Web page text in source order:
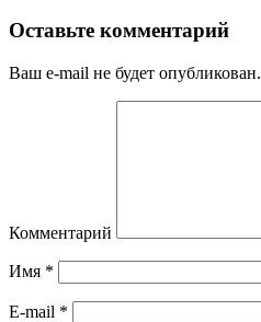
Оставьте комментарий
Ваш e-mail не будет опубликован.
Комментарий
Имя *
E-mail *